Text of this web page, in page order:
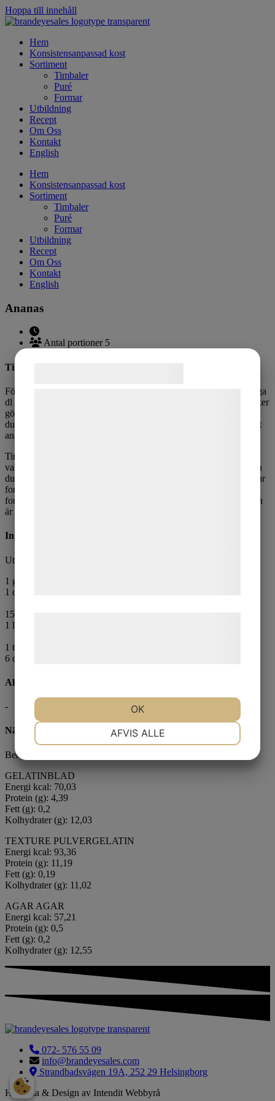
Hoppa till innehåll
Hem
Konsistensanpassad kost
Sortiment
Timbaler
Puré
Formar
Utbildning
Recept
Om Oss
Kontakt
English
Hem
Konsistensanpassad kost
Sortiment
Timbaler
Puré
Formar
Utbildning
Recept
Om Oss
Kontakt
English
Ananas
Antal portioner 5
Tillagningsanvisning
För att veta hur mycket
du behöver mäter du hur många
dl din form rymmer och multiplicerar det med antal formar du tänker
göra. Då vet du exakt hur mycket puré du behöver tina.
du vår
rymmer varje ananas 1,2 dl och formen ger 5 st
ananaser = 6 dl.
Tina den frysta purén i ugnen på cirka 60 grader. Lägg sedan i ditt
val av gelatin och mixa väl. Väljer du texturpulver som gelatin kan
du blanda den i kall puré, men då måste du vara snabb för det stelar
fort. Använd en kanna eller såsportionerare för att hälla purén i
formarna. Låt stelna i kylen och ställ därefter in i frysen. När purén
är helt frusen kan du försiktigt trycka ut ananasen.
Ingredienser
Utgå ifrån det gelatin du arbetar med
1 gelatinblad (gris)
1 dl ananaspuré
150 g texture pulvergelatin (nöt)
1 liter ananaspuré
1 tsk agar agar (vegan)
6 dl ananaspuré
Allergener
-
Näringsinnehåll/100g
Beräknad efter vilket gelatin du arbetar med
GELATINBLAD
Energi kcal: 70,03
Protein (g): 4,39
Fett (g): 0,2
Kolhydrater (g): 12,03
TEXTURE PULVERGELATIN
Energi kcal: 93,36
Protein (g): 11,19
Fett (g): 0,19
Kolhydrater (g): 11,02
AGAR AGAR
Energi kcal: 57,21
Protein (g): 0,5
Fett (g): 0,2
Kolhydrater (g): 12,55
072- 576 55 09
info@brandeyesales.com
Strandbadsvägen 19A, 252 29 Helsingborg
Hemsida & Design av Intendit Webbyrå
MARKETING
AFVIS ALLE
OK